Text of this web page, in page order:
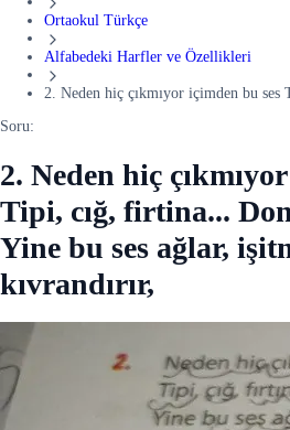
Ortaokul Türkçe
Alfabedeki Harfler ve Özellikleri
2. Neden hiç çıkmıyor içimden bu ses
Soru:
2. Neden hiç
Tipi, cığ, firtina...
Yine bu ses ağlar,
kıvrandırır,